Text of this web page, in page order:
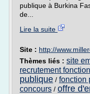
publique à Burkina
de...
Lire la suite
Site : http://
Thèmes liés : site
recrutement
publique / fonction
concours / offre